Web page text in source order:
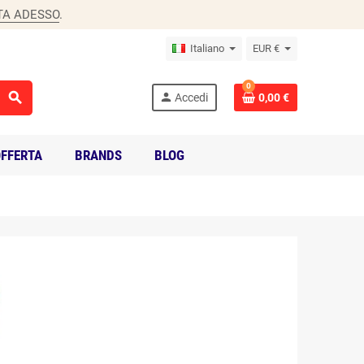
ADESSO.
Italiano EUR €
search person Accedi
0
0,00 €
BRANDS BLOG